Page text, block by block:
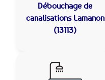
Débouchage de
canalisations Lamanon
(13113)